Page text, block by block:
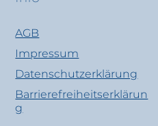
AGB
Impressum
Datenschutzerklärung
Barrierefreiheitserklärun
g